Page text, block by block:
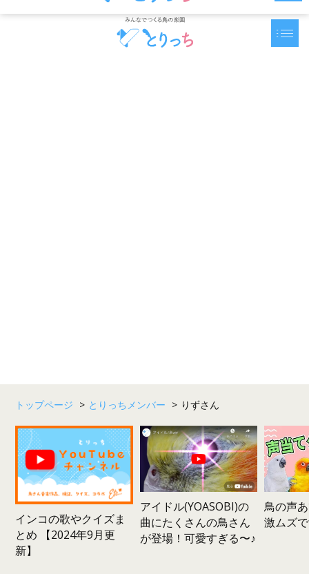
トップページ > とりっちメンバー > りずさん
インコの歌やクイズま
とめ 【2024年9月更
新】
アイドル(YOASOBI)の
曲にたくさんの鳥さん
が登場！可愛すぎる〜♪
鳥の声
激ムズ